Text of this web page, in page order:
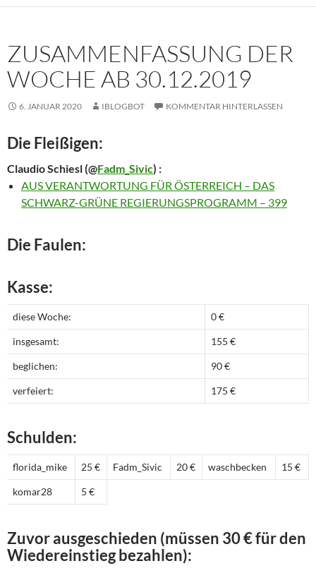
ZUSAMMENFASSUNG DER
WOCHE AB 30.12.2019
6. JANUAR 2020 IBLOGBOT KOMMENTAR HINTERLASSEN
Die Fleißigen:
Claudio Schiesl(@Fadm_Sivic) :
AUS VERANTWORTUNG FÜR ÖSTERREICH – DAS
SCHWARZ-GRÜNE REGIERUNGSPROGRAMM – 399
Die Faulen:
Kasse:
diese Woche: 0 €
insgesamt: 155 €
beglichen: 90 €
verfeiert: 175 €
Schulden:
florida_mike 25 € Fadm_Sivic 20 € waschbecken 15 €
komar28 5 €
Zuvor ausgeschieden (müssen 30 € für den
Wiedereinstieg bezahlen):